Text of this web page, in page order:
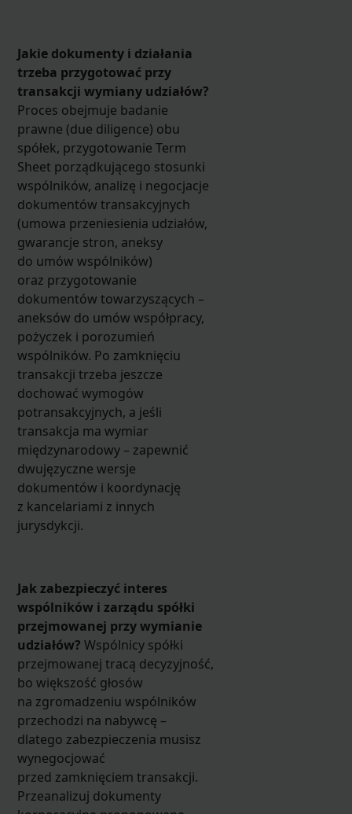
Jakie dokumenty i działania
trzeba przygotować przy
transakcji wymiany udziałów?
Proces obejmuje badanie
prawne (due diligence) obu
spółek, przygotowanie Term
Sheet porządkującego stosunki
wspólników, analizę i negocjacje
dokumentów transakcyjnych
(umowa przeniesienia udziałów,
gwarancje stron, aneksy
do umów wspólników)
oraz przygotowanie
dokumentów towarzyszących –
aneksów do umów współpracy,
pożyczek i porozumień
wspólników. Po zamknięciu
transakcji trzeba jeszcze
dochować wymogów
potransakcyjnych, a jeśli
transakcja ma wymiar
międzynarodowy – zapewnić
dwujęzyczne wersje
dokumentów i koordynację
z kancelariami z innych
jurysdykcji.
Jak zabezpieczyć interes
wspólników i zarządu spółki
przejmowanej przy wymianie
udziałów? Wspólnicy spółki
przejmowanej tracą decyzyjność,
bo większość głosów
na zgromadzeniu wspólników
przechodzi na nabywcę –
dlatego zabezpieczenia musisz
wynegocjować
przed zamknięciem transakcji.
Przeanalizuj dokumenty